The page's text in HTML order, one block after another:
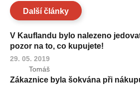
Další články
V Kauflandu bylo nalezeno
pozor na to, co kupujete!
29. 05. 2019
Tomáš
Zákaznice byla šokvána při